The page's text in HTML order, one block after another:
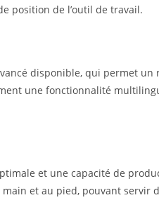
position de l’outil de travail.
disponible, qui permet
une fonctionnalité
et une capacité de
et au pied, pouvant servir